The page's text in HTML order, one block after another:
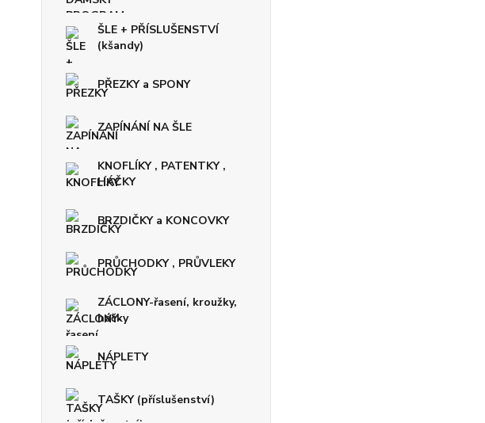
ŠLE + PŘÍSLUŠENSTVÍ
(kšandy)
PŘEZKY a SPONY
ZAPÍNÁNÍ NA ŠLE
KNOFLÍKY , PATENTKY ,
HÁČKY
BRZDIČKY a KONCOVKY
PRŮCHODKY , PRŮVLEKY
ZÁCLONY-řasení, kroužky,
háčky
NÁPLETY
TAŠKY (příslušenství)